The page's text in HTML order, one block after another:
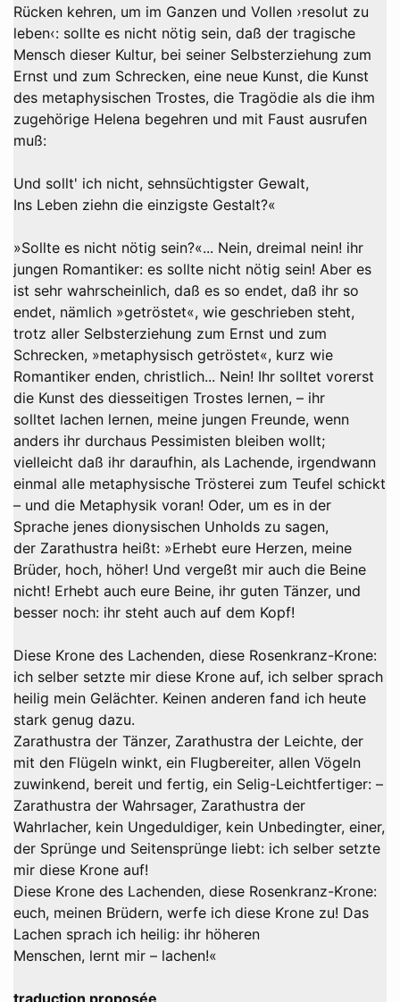
Rücken kehren, um im Ganzen und Vollen ›resolut zu
leben‹: sollte es nicht nötig sein, daß der tragische
Mensch dieser Kultur, bei seiner Selbsterziehung zum
Ernst und zum Schrecken, eine neue Kunst, die Kunst
des metaphysischen Trostes, die Tragödie als die ihm
zugehörige Helena begehren und mit Faust ausrufen
muß:
Und sollt' ich nicht, sehnsüchtigster Gewalt,
Ins Leben ziehn die einzigste Gestalt?«
»Sollte es nicht nötig sein?«... Nein, dreimal nein! ihr
jungen Romantiker: es sollte nicht nötig sein! Aber es
ist sehr wahrscheinlich, daß es so endet, daß ihr so
endet, nämlich »getröstet«, wie geschrieben steht,
trotz aller Selbsterziehung zum Ernst und zum
Schrecken, »metaphysisch getröstet«, kurz wie
Romantiker enden, christlich... Nein! Ihr solltet vorerst
die Kunst des diesseitigen Trostes lernen, – ihr
solltet lachen lernen, meine jungen Freunde, wenn
anders ihr durchaus Pessimisten bleiben wollt;
vielleicht daß ihr daraufhin, als Lachende, irgendwann
einmal alle metaphysische Trösterei zum Teufel schickt
– und die Metaphysik voran! Oder, um es in der
Sprache jenes dionysischen Unholds zu sagen,
der Zarathustra heißt: »Erhebt eure Herzen, meine
Brüder, hoch, höher! Und vergeßt mir auch die Beine
nicht! Erhebt auch eure Beine, ihr guten Tänzer, und
besser noch: ihr steht auch auf dem Kopf!
Diese Krone des Lachenden, diese Rosenkranz-Krone:
ich selber setzte mir diese Krone auf, ich selber sprach
heilig mein Gelächter. Keinen anderen fand ich heute
stark genug dazu.
Zarathustra der Tänzer, Zarathustra der Leichte, der
mit den Flügeln winkt, ein Flugbereiter, allen Vögeln
zuwinkend, bereit und fertig, ein Selig-Leichtfertiger: –
Zarathustra der Wahrsager, Zarathustra der
Wahrlacher, kein Ungeduldiger, kein Unbedingter, einer,
der Sprünge und Seitensprünge liebt: ich selber setzte
mir diese Krone auf!
Diese Krone des Lachenden, diese Rosenkranz-Krone:
euch, meinen Brüdern, werfe ich diese Krone zu! Das
Lachen sprach ich heilig: ihr höheren
Menschen, lernt mir – lachen!«
traduction proposée